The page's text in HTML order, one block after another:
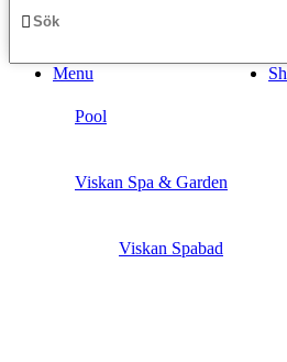
Börja skriva för att se
Menu
Pool
Viskan Spa & Garden
Viskan Spabad